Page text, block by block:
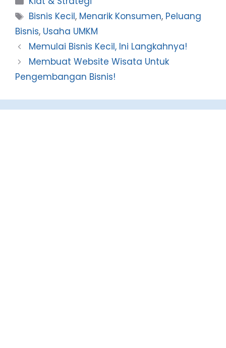
Tags
Bisnis Kecil, Menarik Konsumen, Peluang
Bisnis, Usaha UMKM
Memulai Bisnis Kecil, Ini Langkahnya!
Membuat Website Wisata Untuk
Pengembangan Bisnis!